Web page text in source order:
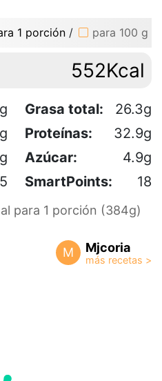
1 porción / para 100 g
552Kcal
Grasa total:
26.3g
Proteínas:
32.9g
Azúcar:
4.9g
SmartPoints: 18
para 1 porción (384g)
M Mjcoria